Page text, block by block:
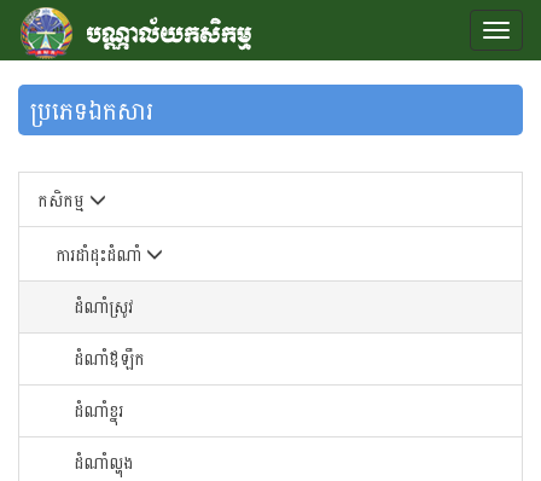
ប្រភេទឯកសារ
កសិកម្ម
ការដាំដុះដំណាំ
ដំណាំស្រូវ
ដំណាំឪឡឹក
ដំណាំខ្នុរ
ដំណាំ​ល្ហុង​